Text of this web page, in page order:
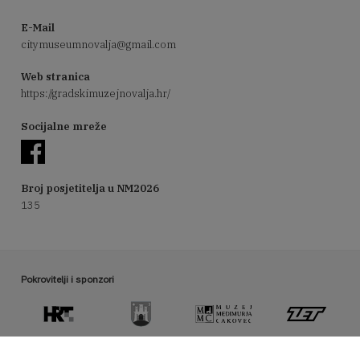
E-Mail
citymuseumnovalja@gmail.com
Web stranica
https://gradskimuzejnovalja.hr/
Socijalne mreže
Broj posjetitelja u NM2026
135
Pokrovitelji i sponzori